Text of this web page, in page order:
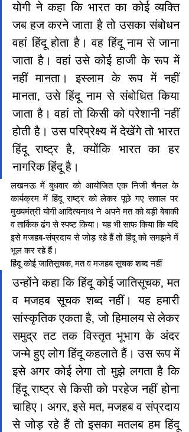
योगी ने कहा कि भारत का कोई व्यक्ति
जब हज करने जाता है तो उसका संबोधन
वहां हिंदू होता है। वह हिंदू नाम से जाना
जाता है। वहां उसे कोई हाजी के रूप में
नहीं मानता। इस्लाम के रूप में नहीं
मानता, उसे हिंदू नाम से संबोधित किया
जाता है। वहां तो किसी को परेशानी नहीं
होती है। उस परिप्रेक्ष्य में देखेंगे तो भारत
हिंदू राष्ट्र है, क्योंकि भारत का हर
नागरिक हिंदू है।
लखनऊ में बुधवार को आयोजित एक निजी चैनल के
कार्यक्रम में हिंदू राष्ट्र को लेकर पूछे गए सवाल पर
मुख्यमंत्री योगी आदित्यनाथ ने अपने मत को बड़ी बेबाकी
व तार्किक ढंग से स्पष्ट किया। यह भी साफ किया कि यदि
इसे मजहब-संप्रदाय से जोड़ रहे हैं तो हिंदू को समझने में
भूल कर रहे हैं।
हिंदू कोई जातिसूचक, मत व मजहब सूचक शब्द नहीं
उन्होंने कहा कि हिंदू कोई जातिसूचक, मत
व मजहब सूचक शब्द नहीं। यह हमारी
सांस्कृतिक एकता है, जो हिमालय से लेकर
समुद्र तट तक विस्तृत भूभाग के अंदर
जन्मे हुए लोग हिंदू कहलाते हैं। उस रूप में
इसे अगर कोई लेगा तो मुझे लगता है कि
हिंदू राष्ट्र से किसी काे परहेज नहीं होना
चाहिए। अगर, इसे मत, मजहब व संप्रदाय
से जोड़ रहे हैं तो इसका मतलब हम हिंदू